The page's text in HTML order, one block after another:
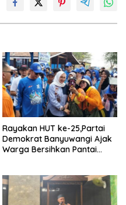
Rayakan HUT ke-25,Partai
Demokrat Banyuwangi Ajak
Warga Bersihkan Pantai